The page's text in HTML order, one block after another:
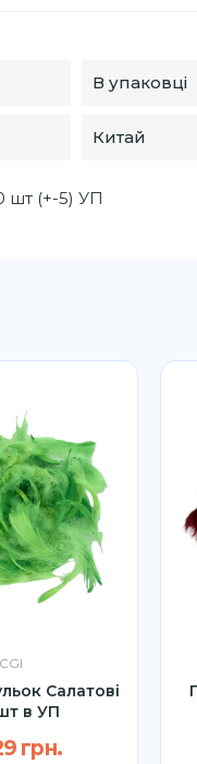
В упаковці
Китай
шт (+-5) УП
CGI
Салатові
в УП
грн.